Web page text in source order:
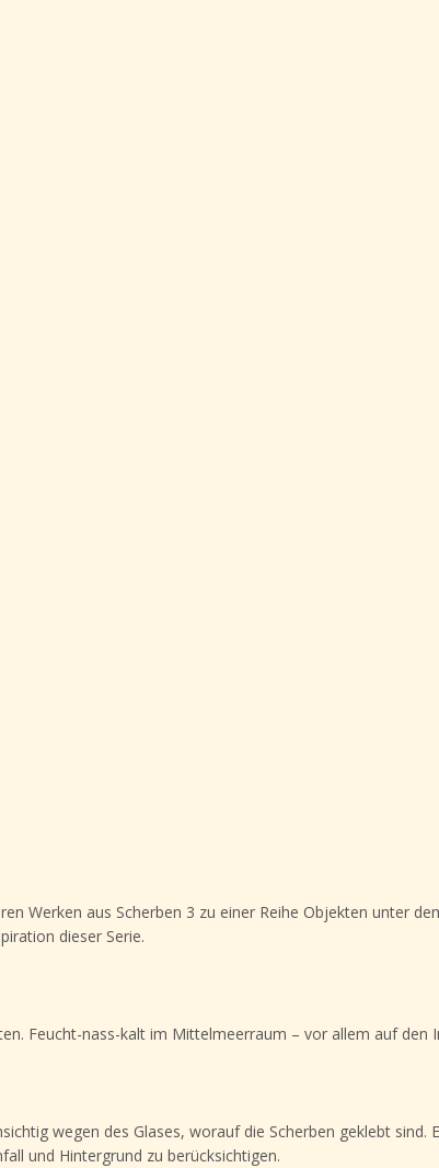
Werken aus Scherben 3 zu einer Reihe Objekten unter
dieser Serie.
Feucht-nass-kalt im Mittelmeerraum – vor allem auf den
wegen des Glases, worauf die Scherben geklebt sind.
und Hintergrund zu berücksichtigen.